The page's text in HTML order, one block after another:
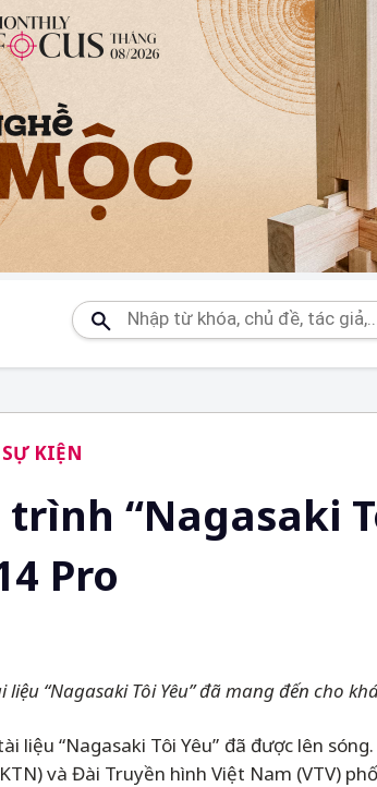
SỰ KIỆN
“Nagasaki
Pro
“Nagasaki Tôi Yêu” đã mang đến cho
liệu “Nagasaki Tôi Yêu” đã được lên
và Đài Truyền hình Việt Nam (VTV)